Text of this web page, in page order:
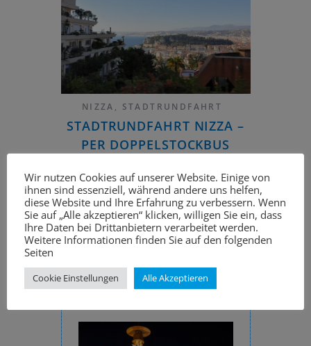
NIZZA , STADTRUNDFAHRT
STADTRUNDFAHRT NIZZA –
PER DOPPELSTOCKBUS
HAFENSTADT
NEUES AUF
Wir nutzen Cookies auf unserer Website. Einige von
ihnen sind essenziell, während andere uns helfen,
diese Website und Ihre Erfahrung zu verbessern. Wenn
Sie auf „Alle akzeptieren“ klicken, willigen Sie ein, dass
Ihre Daten bei Drittanbietern verarbeitet werden.
Weitere Informationen finden Sie auf den folgenden
Seiten
Cookie Einstellungen Alle Akzeptieren